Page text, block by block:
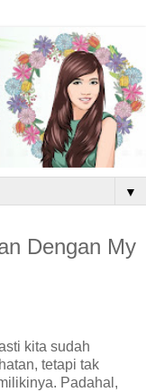
▼
Dengan My
kita sudah
tetapi tak
Padahal,